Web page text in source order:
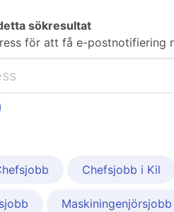
sökresultat
för att få e-postnotifiering
Chefsjobb i Kil